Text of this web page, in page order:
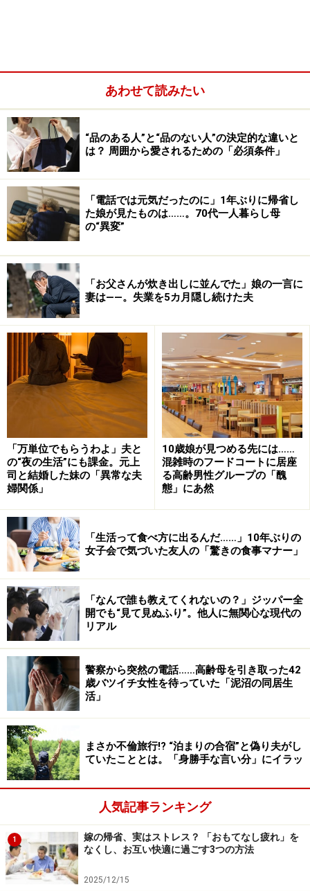
進だって彼女たちの方がずっと早かったし。本気で仕事
をしようとしたら、家に専業主婦が必要だよと二人に愚
痴を言ったこともあった」
同期の一人が結婚して
それでも二人は「私たちは身軽で自由だけど寂しいよ」
と言ってくれた。氷河期世代として頑張ってきた三人だ
から、クミさん自身、人の気持ちが分かる同期二人に恵
まれて感謝していたという。最近では、子どもたちも大
きくなったので、たまに同期三人で「女子会」を開くこ
ともあった。
電撃結婚してから、なんとなく二人の間がおかしくなっ
たみたいなんです。私にそう告げたのはミチコ。『私が
結婚したことでカヤが嫉妬しているのかも』と。でもカ
ヤはもともと独身主義みたいなところがあるから、そん
なこと気にしなくていいはずなんですよ。それとなくカ
ヤに聞いたら、『前ほどミチコと過ごせなくなったか
ら、習い事を増やした。それがすごく楽しい』と。だっ
たら問題ないと思っていたんです」
カヤさんは習い事の様子などをSNSで発信するようにな
った。それを見ると、カヤさんが心から習い事自体を、
そしてそこでつながった人たちとの関係を楽しんでいる
様子が伝わってきた。
本当は結婚したいくせに
カヤさんはミチコさんとも以前と変わりなくフラットに
付き合っていた。だが、カヤさんが自分から離れたとこ
ろで楽しんでいるのが、ミチコさんには不満だったよう
だ。
あわせて読みたい
“品のある人”と“品のない人”の決定的な違いと
は？ 周囲から愛されるための「必須条件」
「電話では元気だったのに」1年ぶりに帰省し
た娘が見たものは……。70代一人暮らし母
の“異変”
「お父さんが炊き出しに並んでた」娘の一言に
妻は――。失業を5カ月隠し続けた夫
「万単位でもらうわよ」夫と
の“夜の生活”にも課金。元上
司と結婚した妹の「異常な夫
婦関係」
10歳娘が見つめる先には……
混雑時のフードコートに居座
る高齢男性グループの「醜
態」にあ然
「生活って食べ方に出るんだ……」10年ぶりの
女子会で気づいた友人の「驚きの食事マナー」
「なんで誰も教えてくれないの？」ジッパー全
開でも“見て見ぬふり”。他人に無関心な現代の
リアル
警察から突然の電話……高齢母を引き取った42
歳バツイチ女性を待っていた「泥沼の同居生
活」
まさか不倫旅行!? “泊まりの合宿”と偽り夫がし
ていたこととは。「身勝手な言い分」にイラッ
人気記事ランキング
1
嫁の帰省、実はストレス？ 「おもてなし疲れ」を
なくし、お互い快適に過ごす3つの方法
2025/12/15